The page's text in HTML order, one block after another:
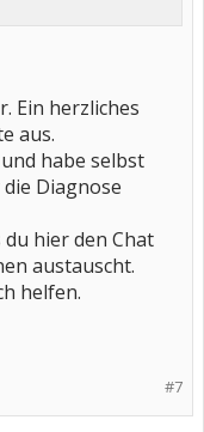
Ein herzliches
aus.
habe selbst
Diagnose
hier den Chat
austauscht.
helfen.
#7